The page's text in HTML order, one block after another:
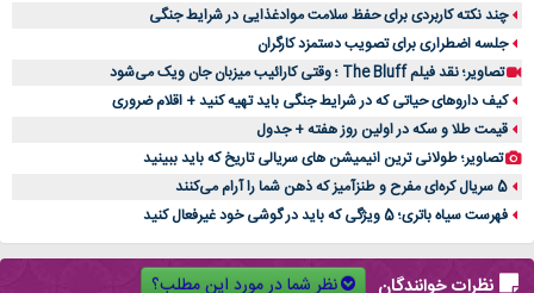
چند نکته کاربردی برای حفظ سلامت موادغذایی در شرایط جنگی
جلسه اضطراری برای تصویب دستمزد کارگران
تصاویر؛ نقد فیلم The Bluff ؛ وقتی کارائیب میزبان جان ویک می‌شود
کیف داروهای حیاتی که در شرایط جنگی باید تهیه کنید + اقلام ضروری
قیمت طلا و سکه در اولین روز هفته + جدول
تصاویر؛ طولانی ترین انیمیشن های سریالی تاریخ که باید ببینید
5 سریال کره‌ای مفرح و طنزآمیز که ذهن شما را آرام می‌کنند
فهرست سیاه باتری؛ 5 ویژگی که باید در گوشی خود غیرفعال کنید
نظرات خوانندگان
نظر شما در مورد این مطلب؟